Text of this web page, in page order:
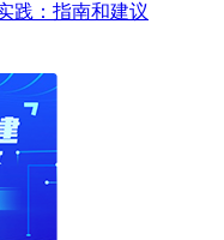
践：指南和建议